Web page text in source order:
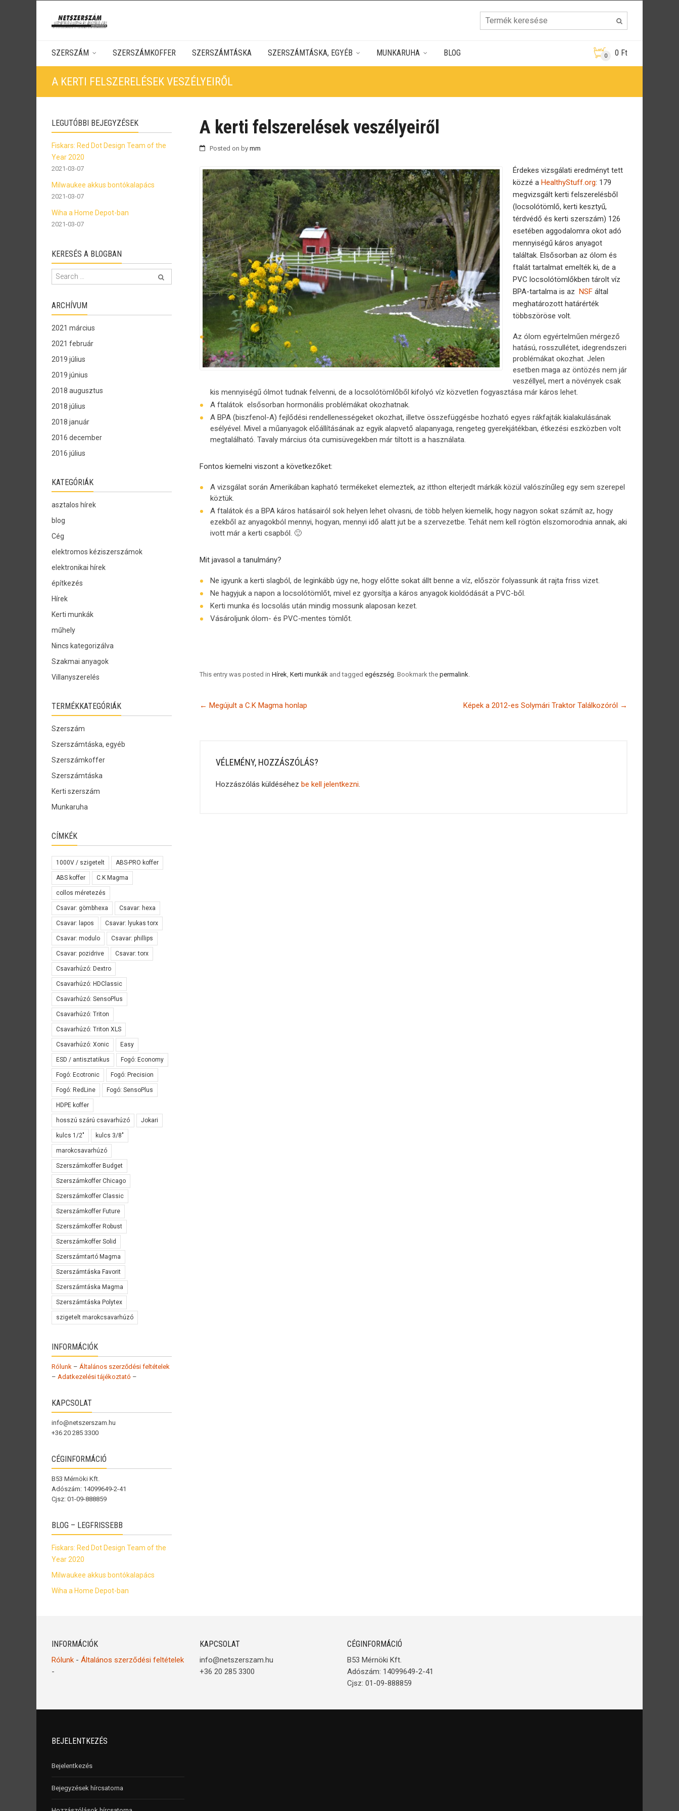
SZERSZÁM SZERSZÁMKOFFER SZERSZÁMTÁSKA SZERSZÁMTÁSKA, EGYÉB MUNKARUHA BLOG 0 0 Ft
A KERTI FELSZERELÉSEK VESZÉLYEIRŐL
A kerti felszerelések veszélyeiről
Posted on by mm
Érdekes vizsgálati eredményt tett
közzé a HealthyStuff.org: 179
megvizsgált kerti felszerelésből
(locsolótömlő, kerti kesztyű,
térdvédő és kerti szerszám) 126
esetében aggodalomra okot adó
mennyiségű káros anyagot
találtak. Elsősorban az ólom és
ftalát tartalmat emelték ki, de a
PVC locsolótömlőkben tárolt víz
BPA-tartalma is az NSFáltal
meghatározott határérték
többszöröse volt.
Az ólom egyértelműen mérgező
hatású, rosszullétet, idegrendszeri
problémákat okozhat. Jelen
esetben maga az öntözés nem jár
veszéllyel, mert a növények csak
kis mennyiségű ólmot tudnak felvenni, de a locsolótömlőből kifolyó víz közvetlen fogyasztása már káros lehet.
A ftalátok elsősorban hormonális problémákat okozhatnak.
A BPA (biszfenol-A) fejlődési rendellenességeket okozhat, illetve összefüggésbe hozható egyes rákfajták kialakulásának
esélyével. Mivel a műanyagok előállításának az egyik alapvető alapanyaga, rengeteg gyerekjátékban, étkezési eszközben volt
megtalálható. Tavaly március óta cumisüvegekben már tiltott is a használata.
Fontos kiemelni viszont a következőket:
A vizsgálat során Amerikában kapható termékeket elemeztek, az itthon elterjedt márkák közül valószínűleg egy sem szerepel
köztük.
A ftalátok és a BPA káros hatásairól sok helyen lehet olvasni, de több helyen kiemelik, hogy nagyon sokat számít az, hogy
ezekből az anyagokból mennyi, hogyan, mennyi idő alatt jut be a szervezetbe. Tehát nem kell rögtön elszomorodnia annak, aki
ivott már a kerti csapból. 🙂
Mit javasol a tanulmány?
Ne igyunk a kerti slagból, de leginkább úgy ne, hogy előtte sokat állt benne a víz, először folyassunk át rajta friss vizet.
Ne hagyjuk a napon a locsolótömlőt, mivel ez gyorsítja a káros anyagok kioldódását a PVC-ből.
Kerti munka és locsolás után mindig mossunk alaposan kezet.
Vásároljunk ólom- és PVC-mentes tömlőt.
This entry was posted in Hírek, Kerti munkákand tagged egészség. Bookmark the permalink.
← Megújult a C.K Magma honlap Képek a 2012-es Solymári Traktor Találkozóról →
VÉLEMÉNY, HOZZÁSZÓLÁS?
Hozzászólás küldéséhez be kell jelentkezni.
LEGUTÓBBI BEJEGYZÉSEK
Fiskars: Red Dot Design Team of the
Year 2020
2021-03-07
Milwaukee akkus bontókalapács
2021-03-07
Wiha a Home Depot-ban
2021-03-07
KERESÉS A BLOGBAN
ARCHÍVUM
2021 március
2021 február
2019 július
2019 június
2018 augusztus
2018 július
2018 január
2016 december
2016 július
KATEGÓRIÁK
asztalos hírek
blog
Cég
elektromos kéziszerszámok
elektronikai hírek
építkezés
Hírek
Kerti munkák
műhely
Nincs kategorizálva
Szakmai anyagok
Villanyszerelés
TERMÉKKATEGÓRIÁK
Szerszám
Szerszámtáska, egyéb
Szerszámkoffer
Szerszámtáska
Kerti szerszám
Munkaruha
CÍMKÉK
1000V / szigetelt ABS-PRO koffer
ABS koffer C.K Magma
collos méretezés
Csavar: gömbhexa Csavar: hexa
Csavar: lapos Csavar: lyukas torx
Csavar: modulo Csavar: phillips
Csavar: pozidrive Csavar: torx
Csavarhúzó: Dextro
Csavarhúzó: HDClassic
Csavarhúzó: SensoPlus
Csavarhúzó: Triton
Csavarhúzó: Triton XLS
Csavarhúzó: Xonic Easy
ESD / antisztatikus Fogó: Economy
Fogó: Ecotronic Fogó: Precision
Fogó: RedLine Fogó: SensoPlus
HDPE koffer
hosszú szárú csavarhúzó Jokari
kulcs 1/2" kulcs 3/8"
marokcsavarhúzó
Szerszámkoffer Budget
Szerszámkoffer Chicago
Szerszámkoffer Classic
Szerszámkoffer Future
Szerszámkoffer Robust
Szerszámkoffer Solid
Szerszámtartó Magma
Szerszámtáska Favorit
Szerszámtáska Magma
Szerszámtáska Polytex
szigetelt marokcsavarhúzó
INFORMÁCIÓK
Rólunk – Általános szerződési feltételek
– Adatkezelési tájékoztató –
KAPCSOLAT
info@netszerszam.hu
+36 20 285 3300
CÉGINFORMÁCIÓ
B53 Mérnöki Kft.
Adószám: 14099649-2-41
Cjsz: 01-09-888859
BLOG – LEGFRISSEBB
Fiskars: Red Dot Design Team of the
Year 2020
Milwaukee akkus bontókalapács
Wiha a Home Depot-ban
INFORMÁCIÓK
Rólunk - Általános szerződési feltételek
-
KAPCSOLAT
info@netszerszam.hu
+36 20 285 3300
CÉGINFORMÁCIÓ
B53 Mérnöki Kft.
Adószám: 14099649-2-41
Cjsz: 01-09-888859
BEJELENTKEZÉS
Bejelentkezés
Bejegyzések hírcsatorna